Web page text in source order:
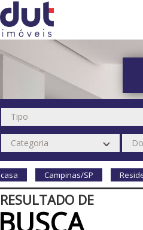
casa Campinas/SP
RESULTADO DE
BUSCA